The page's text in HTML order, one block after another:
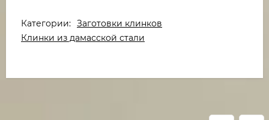
Категории: Заготовки клинков
Клинки из дамасской стали